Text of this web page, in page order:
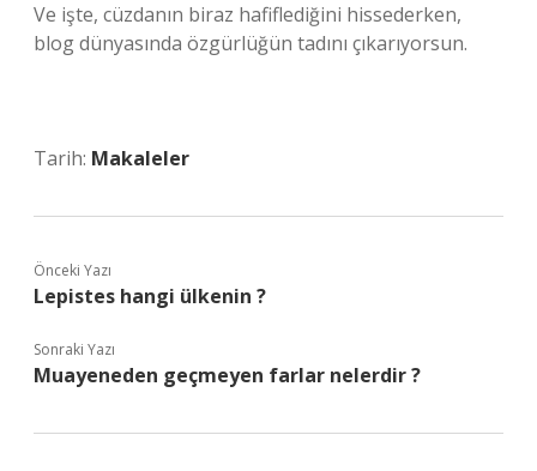
Ve işte, cüzdanın biraz hafiflediğini hissederken,
blog dünyasında özgürlüğün tadını çıkarıyorsun.
Tarih: Makaleler
Önceki Yazı
Lepistes hangi ülkenin ?
Sonraki Yazı
Muayeneden geçmeyen farlar nelerdir ?